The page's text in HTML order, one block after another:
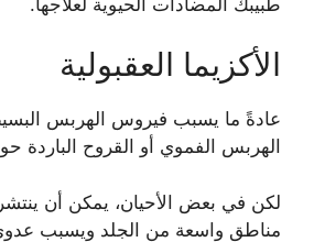
الأكزيما العقبولية
الهربس الفموي أو القروح الباردة
لكن في بعض الأحيان، يمكن أن
مناطق واسعة من الجلد ويسبب